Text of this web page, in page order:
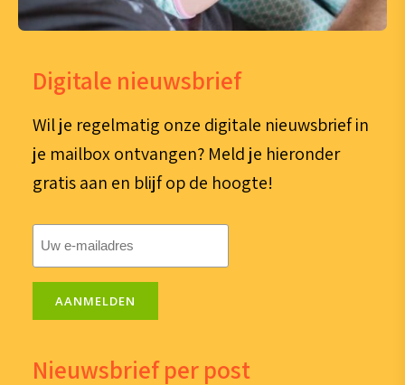
Digitale nieuwsbrief
Wil je regelmatig onze digitale nieuwsbrief in
je mailbox ontvangen? Meld je hieronder
gratis aan en blijf op de hoogte!
mailadres
AANMELDEN
Nieuwsbrief per post